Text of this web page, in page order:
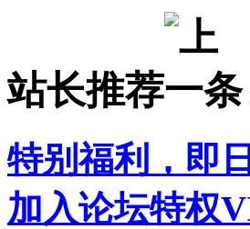
站长推荐
特别福利，即
加入论坛特权